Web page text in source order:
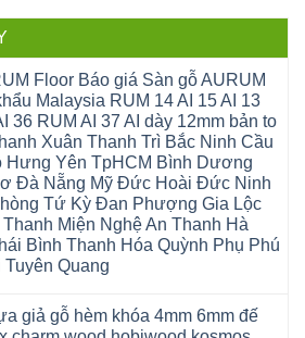
Floor Báo giá Sàn gỗ AURUM
Malaysia RUM 14 AI 15 AI 13
36 RUM AI 37 AI dày 12mm bản to
Xuân Thanh Trì Bắc Ninh Cầu
Hưng Yên TpHCM Bình Dương
Đà Nẵng Mỹ Đức Hoài Đức Ninh
Tứ Kỳ Đan Phượng Gia Lộc
Miện Nghệ An Thanh Hà
Bình Thanh Hóa Quỳnh Phụ Phú
Quang
giả gỗ hèm khóa 4mm 6mm đế